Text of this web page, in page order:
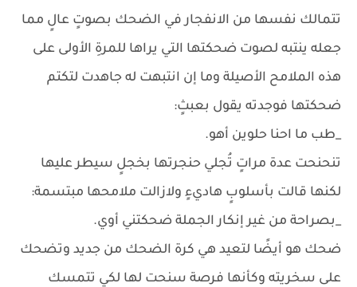
تتمالك نفسها من الانفجار في الضحك بصوتٍ عالٍ مما
جعله ينتبه لصوت ضحكتها التي يراها للمرةِ الأولى على
هذه الملامح الأصيلة وما إن انتبهت له جاهدت لتكتم
ضحكتها فوجدته يقول بعبثٍ:
_طب ما احنا حلوين أهو.
تنحنحت عدة مراتٍ تُجلي حنجرتها بخجلٍ سيطر عليها
لكنها قالت بأسلوبٍ هاديءٍ ولازالت ملامحها مبتسمة:
_بصراحة من غير إنكار الجملة ضحكتني أوي.
ضحك هو أيضًا لتعيد هي كرة الضحك من جديد وتضحك
على سخريته وكأنها فرصة سنحت لها لكي تتمسك